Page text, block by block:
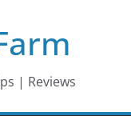
| Reviews